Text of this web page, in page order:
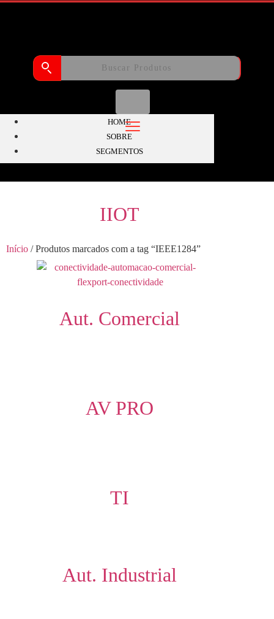
HOME
SOBRE
SEGMENTOS
IIOT
Aut. Comercial
AV PRO
TI
Aut. Industrial
Início / Produtos marcados com a tag “IEEE1284”